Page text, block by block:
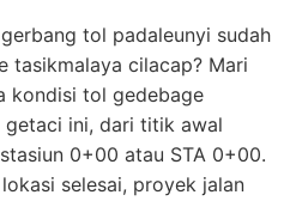
tol padaleunyi sudah
tasikmalaya cilacap? Mari
kondisi tol gedebage
ini, dari titik awal
0+00 atau STA 0+00.
selesai, proyek jalan